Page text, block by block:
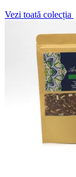
Vezi toată colecția